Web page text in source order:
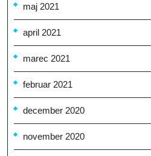
maj 2021
april 2021
marec 2021
februar 2021
december 2020
november 2020